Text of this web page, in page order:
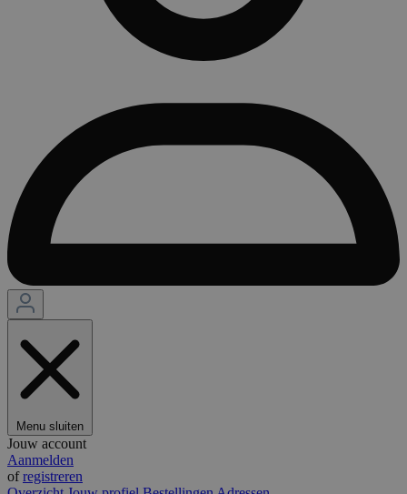
Menu sluiten
Jouw account
Aanmelden
ofregistreren